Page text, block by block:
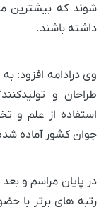
شوند که بیشترین
داشته باشند.
وی درادامه افزود: به
طراحان و
استفاده از علم و
جوان کشور آماده
در پایان مراسم و
رتبه های برتر با